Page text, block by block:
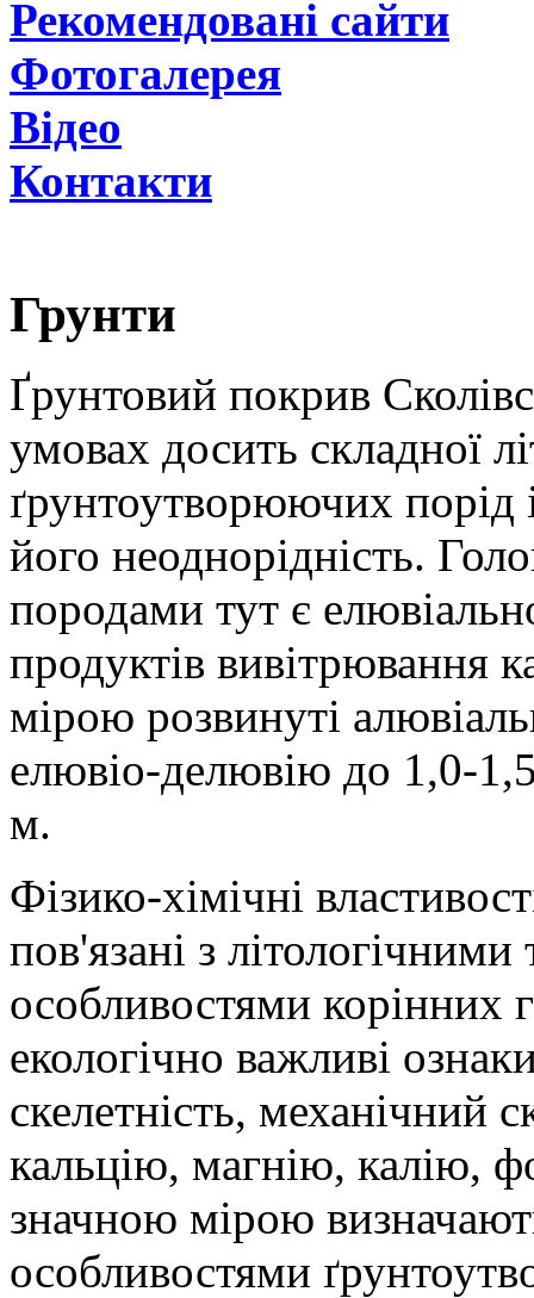
Рекомендовані сайти
Фотогалерея
Відео
Контакти
Грунти
Ґрунтовий покрив
умовах досить складної
ґрунтоутворюючих порід
його неоднорідність.
породами тут є
продуктів вивітрювання
мірою розвинуті
елювіо-делювію до 1,0-
м.
Фізико-хімічні
пов'язані з
особливостями корінних
екологічно важливі
скелетність, механічний
кальцію, магнію, калію,
значною мірою
особливостями